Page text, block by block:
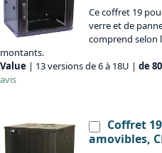
Ce coffret 19
verre et de
comprend selon
montants.
Value | 13 versions de 6 à 18U | de
avis
Coffret
amovibles,